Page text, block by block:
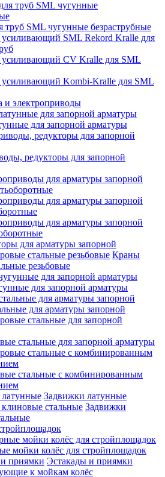
труб SML чугунные безраструбные
SML Rekord Kralle для
CV Kralle для SML
Kombi-Kralle для SML
и электроприводы
для запорной арматуры
редукторы для запорной
для арматуры запорной
для арматуры запорной
для арматуры запорной
для арматуры запорной
Краны
резьбовые
для запорной арматуры
для арматуры запорной
стальные для запорной арматуры
стальные с комбинированным
Задвижки латунные
Задвижки
мойки колёс для стройплощадок
Эстакады и приямки